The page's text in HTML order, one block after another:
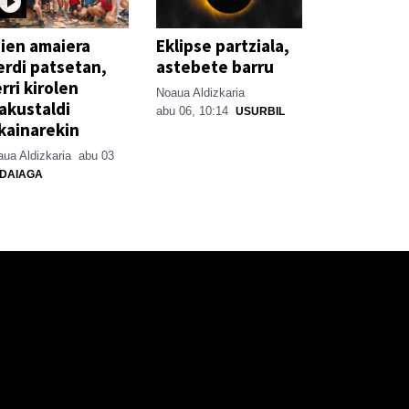
amaiera
patsetan,
kirolen
Aldizkaria abu 03
Eklipse partziala,
astebete barru
Noaua Aldizkaria
abu 06, 10:14 USURBIL